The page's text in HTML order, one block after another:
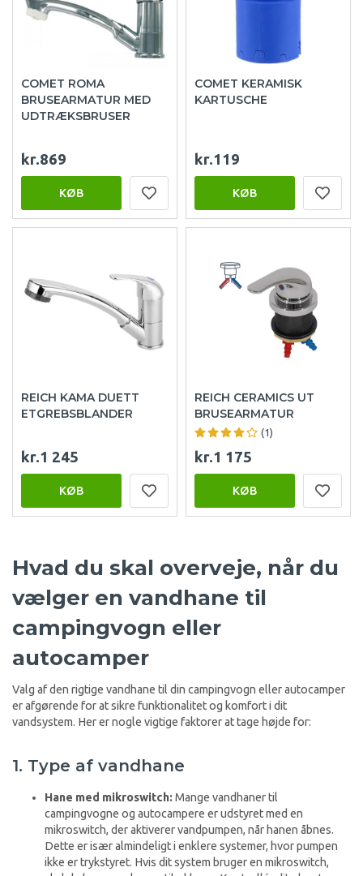
COMET ROMA
BRUSEARMATUR MED
UDTRÆKSBRUSER
kr.869
KØB
COMET KERAMISK
KARTUSCHE
kr.119
KØB
REICH KAMA DUETT
ETGREBSBLANDER
kr.1 245
KØB
REICH CERAMICS UT
BRUSEARMATUR
(1)
kr.1 175
KØB
Hvad du skal overveje, når du
vælger en vandhane til
campingvogn eller
autocamper
Valg af den rigtige vandhane til din campingvogn eller autocamper
er afgørende for at sikre funktionalitet og komfort i dit
vandsystem. Her er nogle vigtige faktorer at tage højde for:
1. Type af vandhane
Hane med mikroswitch:Mange vandhaner til
campingvogne og autocampere er udstyret med en
mikroswitch, der aktiverer vandpumpen, når hanen åbnes.
Dette er især almindeligt i enklere systemer, hvor pumpen
ikke er trykstyret. Hvis dit system bruger en mikroswitch,